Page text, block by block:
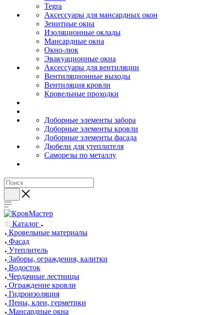
Tegra
Аксессуары для мансардных окон
Зенитные окна
Изоляционные оклады
Мансардные окна
Окно-люк
Эвакуационные окна
Аксессуары для вентиляции
Вентиляционные выходы
Вентиляция кровли
Кровельные проходки
Доборные элементы забора
Доборные элементы кровли
Доборные элементы фасада
Дюбели для утеплителя
Саморезы по металлу
Каталог
Кровельные материалы
Фасад
Утеплитель
Заборы, ограждения, калитки
Водосток
Чердачные лестницы
Ограждение кровли
Гидроизоляция
Пены, клеи, герметики
Мансардные окна